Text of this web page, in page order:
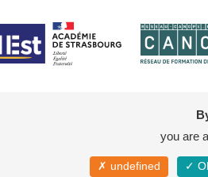
you are
✗ undefined ✓